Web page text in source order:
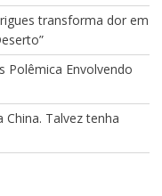
transforma dor em
Polêmica Envolvendo
Talvez tenha